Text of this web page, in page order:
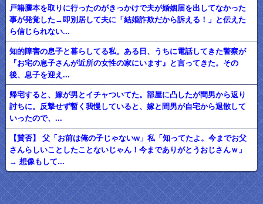
戸籍謄本を取りに行ったのがきっかけで夫が婚姻届を出してなかった
事が発覚した→即別居して夫に「結婚詐欺だから訴える！」と伝えた
ら信じられない...
知的障害の息子と暮らしてる私。ある日、うちに電話してきた警察が
『お宅の息子さんが近所の女性の家にいます』と言ってきた。その
後、息子を迎え...
帰宅すると、嫁が男とイチャついてた。部屋に凸したが間男から返り
討ちに。反撃せず暫く我慢していると、嫁と間男が自宅から退散して
いったので、...
【賛否】 父「お前は俺の子じゃないw」私「知ってたよ。今までお父
さんらしいことしたことないじゃん！今までありがとうおじさんｗ」
→ 想像もして...